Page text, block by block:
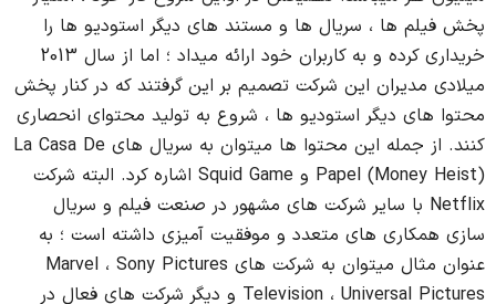
پخش فیلم ها ، سریال ها و مستند های دیگر استودیو ها را
خریداری کرده و به کاربران خود ارائه میداد ؛ اما از سال 2013
میلادی مدیران این شرکت تصمیم بر این گرفتند که در کنار پخش
محتوا های دیگر استودیو ها ، شروع به تولید محتوای انحصاری
کنند. از جمله این محتوا ها میتوان به سریال های La Casa De
Papel (Money Heist) و Squid Game اشاره کرد. البته شرکت
Netflix با سایر شرکت های مشهور در صنعت فیلم و سریال
سازی همکاری های متعدد و موفقیت آمیزی داشته است ؛ به
عنوان مثال میتوان به شرکت های Marvel ، Sony Pictures
Television ، Universal Pictures و دیگر شرکت های فعال در